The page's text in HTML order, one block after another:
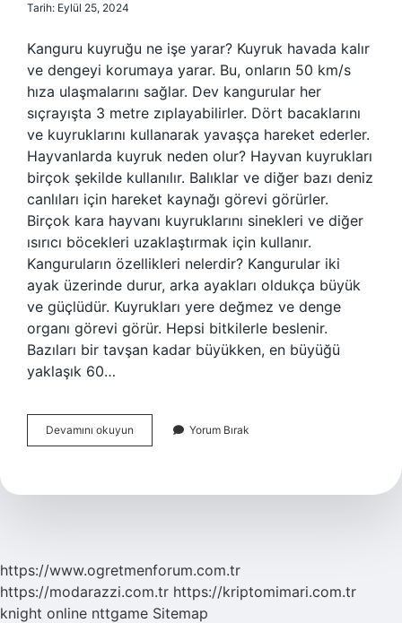
Tarih: Eylül 25, 2024
Kanguru kuyruğu ne işe yarar? Kuyruk havada kalır
ve dengeyi korumaya yarar. Bu, onların 50 km/s
hıza ulaşmalarını sağlar. Dev kangurular her
sıçrayışta 3 metre zıplayabilirler. Dört bacaklarını
ve kuyruklarını kullanarak yavaşça hareket ederler.
Hayvanlarda kuyruk neden olur? Hayvan kuyrukları
birçok şekilde kullanılır. Balıklar ve diğer bazı deniz
canlıları için hareket kaynağı görevi görürler.
Birçok kara hayvanı kuyruklarını sinekleri ve diğer
ısırıcı böcekleri uzaklaştırmak için kullanır.
Kanguruların özellikleri nelerdir? Kangurular iki
ayak üzerinde durur, arka ayakları oldukça büyük
ve güçlüdür. Kuyrukları yere değmez ve denge
organı görevi görür. Hepsi bitkilerle beslenir.
Bazıları bir tavşan kadar büyükken, en büyüğü
yaklaşık 60…
Devamını okuyun Kanguruların
Kuyrukları
Yorum Bırak
https://www.ogretmenforum.com.tr
https://modarazzi.com.tr https://kriptomimari.com.tr
knight online nttgame Sitemap